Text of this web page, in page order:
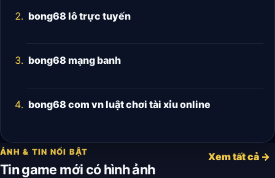
bong68 lô trực tuyến
bong68 mạng banh
bong68 com vn luật chơi tài xỉu online
ẢNH & TIN NỔI BẬT
Tin game mới có hình ảnh
Xem tất cả →